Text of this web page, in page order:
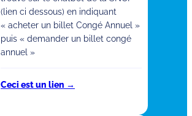
(lien ci dessous) en indiquant
« acheter un billet Congé Annuel »
puis « demander un billet congé
annuel »
Ceci est un lien →